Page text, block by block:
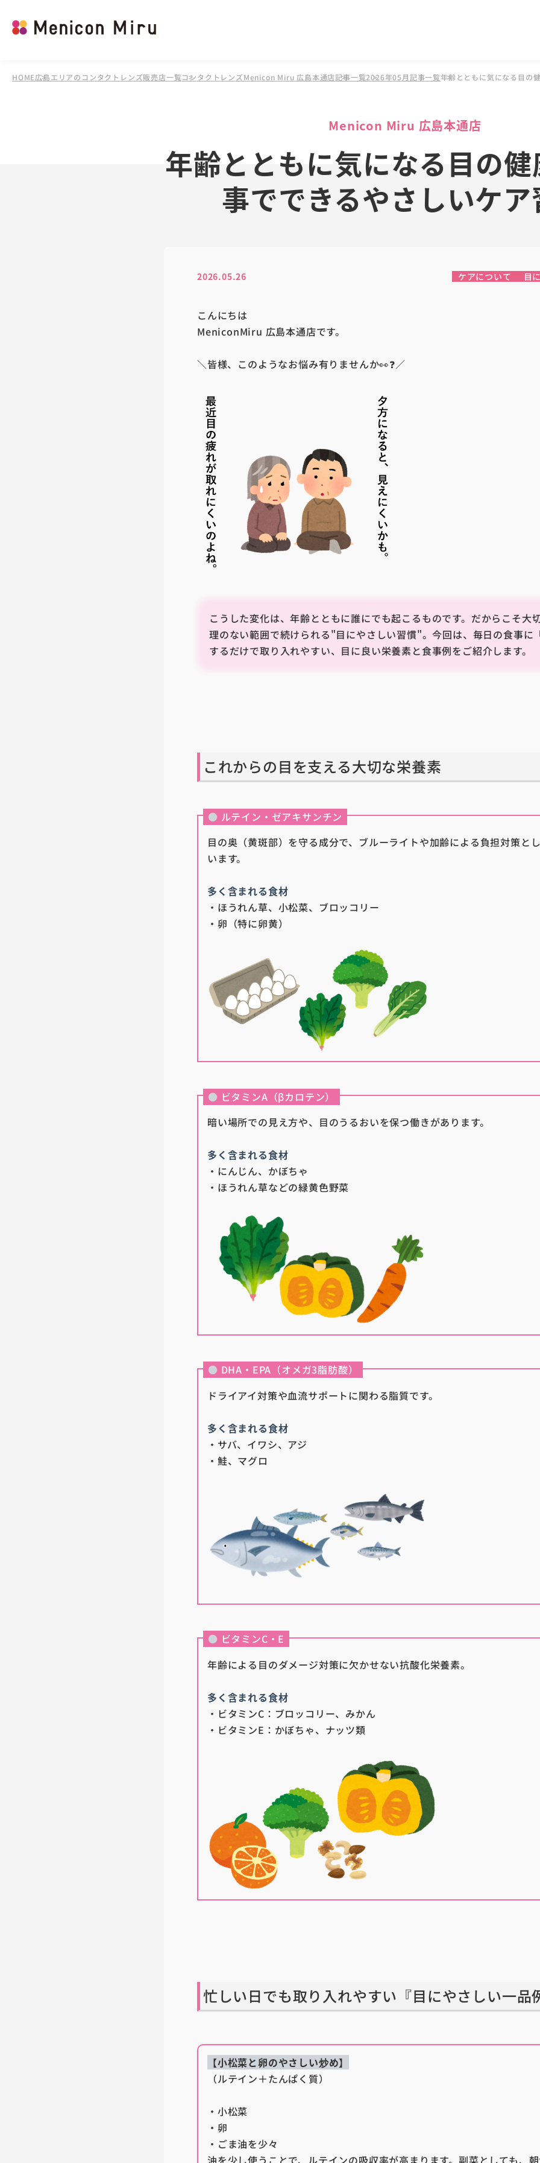
HOME広島エリアのコンタクトレンズ販売店一覧コンタクトレンズMenicon Miru 広島本通店記事一覧2026年05月記事一覧年齢とともに気になる目の
Menicon Miru 広島本通店
年齢とともに気になる目の
事でできるやさしいケア
2026.05.26 ケアについて 目
こんにちは
MeniconMiru 広島本通店です。
＼皆様、このようなお悩み有りませんか👀❓／
こうした変化は、年齢とともに誰にでも起こるものです。だからこそ大
理のない範囲で続けられる"目にやさしい習慣"。今回は、毎日の食事に
するだけで取り入れやすい、目に良い栄養素と食事例をご紹介します。
これからの目を支える大切な栄養素
● ルテイン・ゼアキサンチン
目の奥（黄斑部）を守る成分で、ブルーライトや加齢による負担対策と
います。
多く含まれる食材
・ほうれん草、小松菜、ブロッコリー
・卵（特に卵黄）
● ビタミンA（βカロテン）
暗い場所での見え方や、目のうるおいを保つ働きがあります。
多く含まれる食材
・にんじん、かぼちゃ
・ほうれん草などの緑黄色野菜
● DHA・EPA（オメガ3脂肪酸）
ドライアイ対策や血流サポートに関わる脂質です。
多く含まれる食材
・サバ、イワシ、アジ
・鮭、マグロ
● ビタミンC・E
年齢による目のダメージ対策に欠かせない抗酸化栄養素。
多く含まれる食材
・ビタミンC：ブロッコリー、みかん
・ビタミンE：かぼちゃ、ナッツ類
忙しい日でも取り入れやすい『目にやさしい一品
【小松菜と卵のやさしい炒め】
（ルテイン＋たんぱく質）
・小松菜
・卵
・ごま油を少々